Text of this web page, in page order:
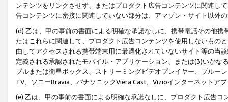
ンテンツをリンクさせず、またはプロダクト広告コンテンツに関連し
告コンテンツに密接に関連していない部分は、アマゾン・サイト以外
(d) 乙は、甲の事前の書面による明確な承諾なしに、携帯電話その他
たはこれらに関連して、プロダクト広告コンテンツを使用しないもの
由してアクセスされる携帯端末用に最適化されていないサイト等の当
定義される承認されたモバイル・アプリケーション、または(3)いか
ブルまたは衛星ボックス、ストリーミングビデオプレイヤー、ブルー
TV、ソニーBravia、パナソニックViera Cast、Vizioインターネットア
(e) 乙は、甲の事前の書面による明確な承諾なしに、プロダクト広告